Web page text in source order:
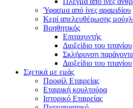
Ύφασμα από ίνες αραμιδίου
Κερί απελευθέρωσης
Βοηθητικός
Επιταχυντής
Διοξείδιο του τιτανίου
Σκλήρυνση
Διοξείδιο του τιτανίου
Σχετικά με εμάς
Προφίλ Εταιρείας
Εταιρική κουλτούρα
Ιστορικό Εταιρείας